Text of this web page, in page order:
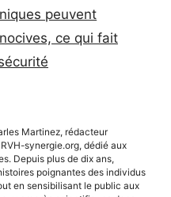
peuvent
ce qui fait
Martinez, rédacteur
synergie.org, dédié aux
Depuis plus de dix ans,
poignantes des individus
en sensibilisant le public aux